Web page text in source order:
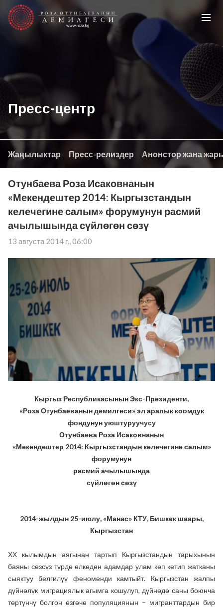
Пресс-центр
Жаңылыктар Пресс-релиздер Анонстор жана
Отунбаева Роза Исаковнанын
«Мекендештер 2014: Кыргызстандын
келечегине салым» форумунун расмий
ачылышында сүйлөгөн сөзү
13 августа 2014 г., 06:00
Кыргыз Республикасынын Экс-Президенти,
«Роза Отунбаеванын демилгеси» эл аралык коомдук
фондунун уюштуруучусу
Отунбаева Роза Исаковнанын
«Мекендештер 2014: Кыргызстандын келечегине салым»
форумунун
расмий ачылышында
сүйлөгөн сөзү
2014-жылдын 25-июлу, «Манас» КТУ, Бишкек шаары,
Кыргызстан
ХХ кылымдын аягынан тартып Кыргызстандын тарыхынын
баяны сөзсүз түрдө өлкөдөн адамдар улам көп кетип жатканы
сыяктуу белгилүү феноменди камтыйт. Кыргызстан жалпы
дүйнөлүк миграциялык агымга кошулуп, дүйнөдө саны боюнча
төртүнчү болгон өзгөчө популяциянын – мигранттардын бир